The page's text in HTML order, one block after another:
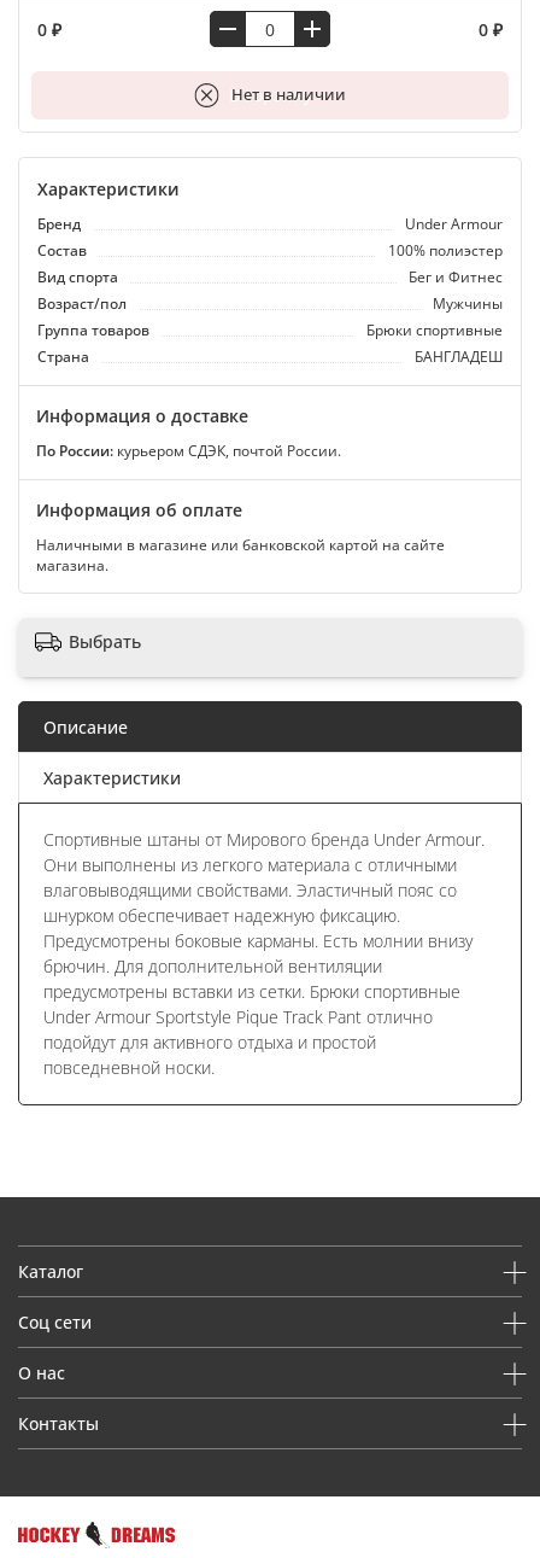
0 ₽ 0 ₽
Нет в наличии
В корзину
Характеристики
Бренд
Under Armour
Состав
100% полиэстер
Вид спорта
Бег и Фитнес
Возраст/пол
Мужчины
Группа товаров
Брюки спортивные
Страна
БАНГЛАДЕШ
Информация о доставке
По России: курьером СДЭК, почтой России.
Информация об оплате
Наличными в магазине или банковской картой на сайте
магазина.
Выбрать
Описание
Характеристики
Спортивные штаны от Мирового бренда Under Armour.
Они выполнены из легкого материала с отличными
влаговыводящими свойствами. Эластичный пояс со
шнурком обеспечивает надежную фиксацию.
Предусмотрены боковые карманы. Есть молнии внизу
брючин. Для дополнительной вентиляции
предусмотрены вставки из сетки. Брюки спортивные
Under Armour Sportstyle Pique Track Pant отлично
подойдут для активного отдыха и простой
повседневной носки.
Каталог
Соц сети
О нас
Контакты